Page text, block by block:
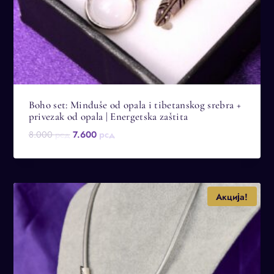
Boho set: Minđuše od opala i tibetanskog srebra +
privezak od opala | Energetska zaštita
8.000рсд Оригинална
је
8.000 рсд.
7.600 рсдТренутна
је:
Акција!